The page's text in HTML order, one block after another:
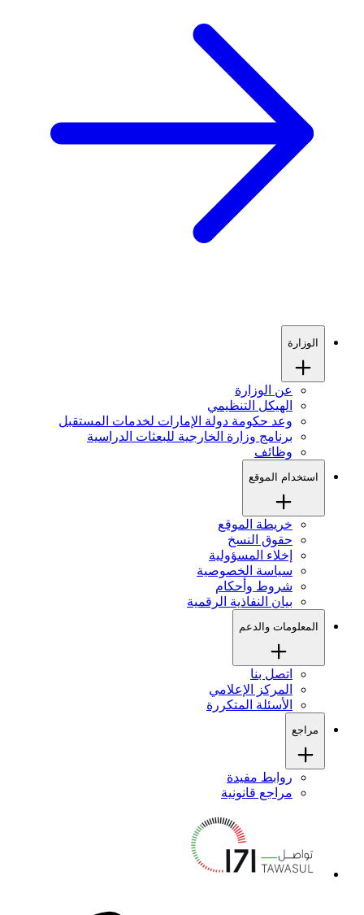
الوزارة
عن الوزارة
الهيكل التنظيمي
وعد حكومة دولة الإمارات لخدمات المستقبل
برنامج وزارة الخارجية للبعثات الدراسية
وظائف
استخدام الموقع
خريطة الموقع
حقوق النسخ
إخلاء المسؤولية
سياسة الخصوصية
شروط وأحكام
بيان النفاذية الرقمية
المعلومات والدعم
اتصل بنا
المركز الإعلامي
الأسئلة المتكررة
مراجع
روابط مفيدة
مراجع قانونية